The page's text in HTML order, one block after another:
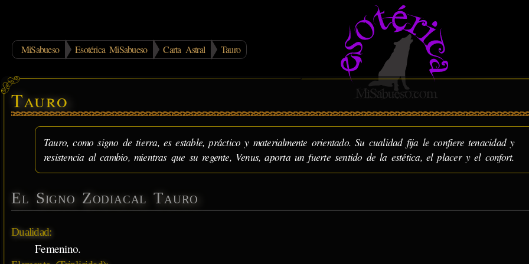
MiSabueso Esotérica MiSabueso Carta Astral Tauro
Tauro
Tauro, como signo de tierra, es estable, práctico y materialmente orientado. Su cualidad fija le confiere tenacidad y
resistencia al cambio, mientras que su regente, Venus, aporta un fuerte sentido de la estética, el placer y el confort.
El Signo Zodiacal Tauro
Dualidad:
Femenino.